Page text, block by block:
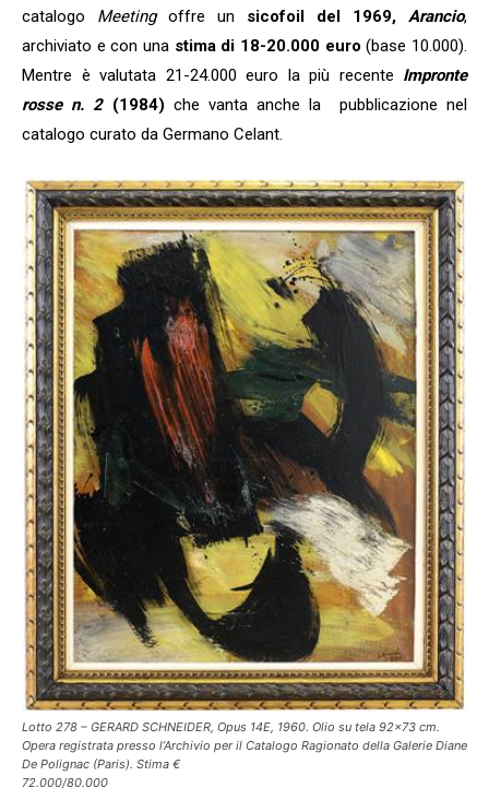
catalogo Meetingoffre un sicofoil del 1969, Arancio,
archiviato e con una stima di 18-20.000 euro (base 10.000).
Mentre è valutata 21-24.000 euro la più recente Impronte
rosse n. 2(1984) che vanta anche la pubblicazione nel
catalogo curato da Germano Celant.
Lotto 278 – GERARD SCHNEIDER, Opus 14E, 1960. Olio su tela 92×73 cm.
Opera registrata presso l’Archivio per il Catalogo Ragionato della Galerie Diane
De Polignac (Paris). Stima €
72.000/80.000